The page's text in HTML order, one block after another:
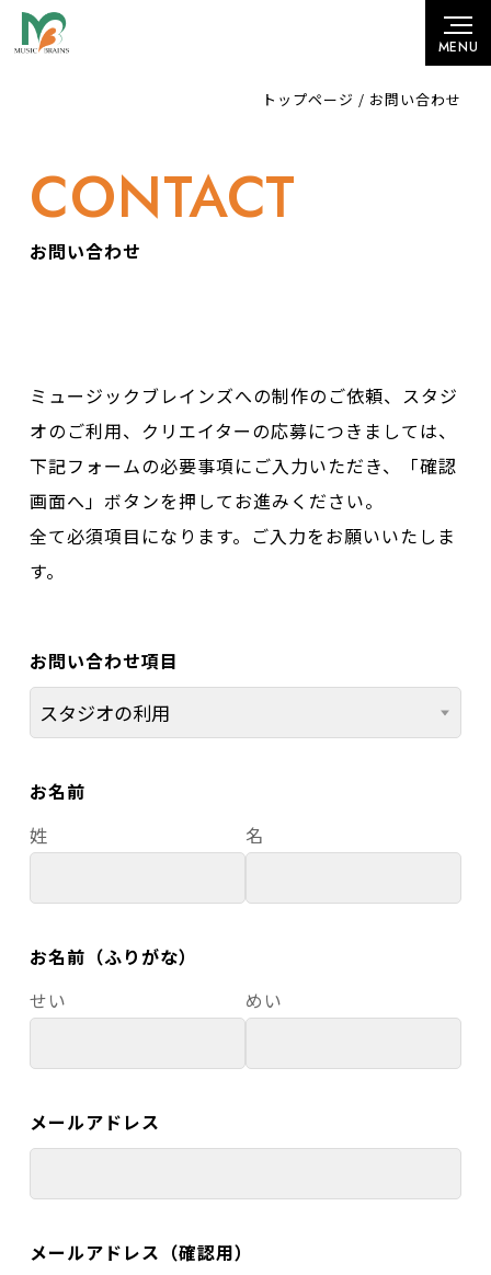
トップページ / お問い合わせ
CONTACT
お問い合わせ
ミュージックブレインズへの制作のご依頼、スタジ
オのご利用、クリエイターの応募につきましては、
下記フォームの必要事項にご入力いただき、「確認
画面へ」ボタンを押してお進みください。
全て必須項目になります。ご入力をお願いいたしま
す。
お問い合わせ項目
お名前
姓
名
お名前（ふりがな）
せい
めい
メールアドレス
メールアドレス（確認用）